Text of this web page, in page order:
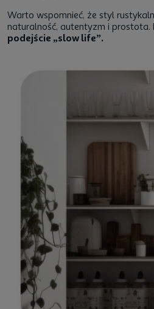
Warto wspomnieć, że styl
naturalność, autentyzm i prostota.
podejście „slow life”.